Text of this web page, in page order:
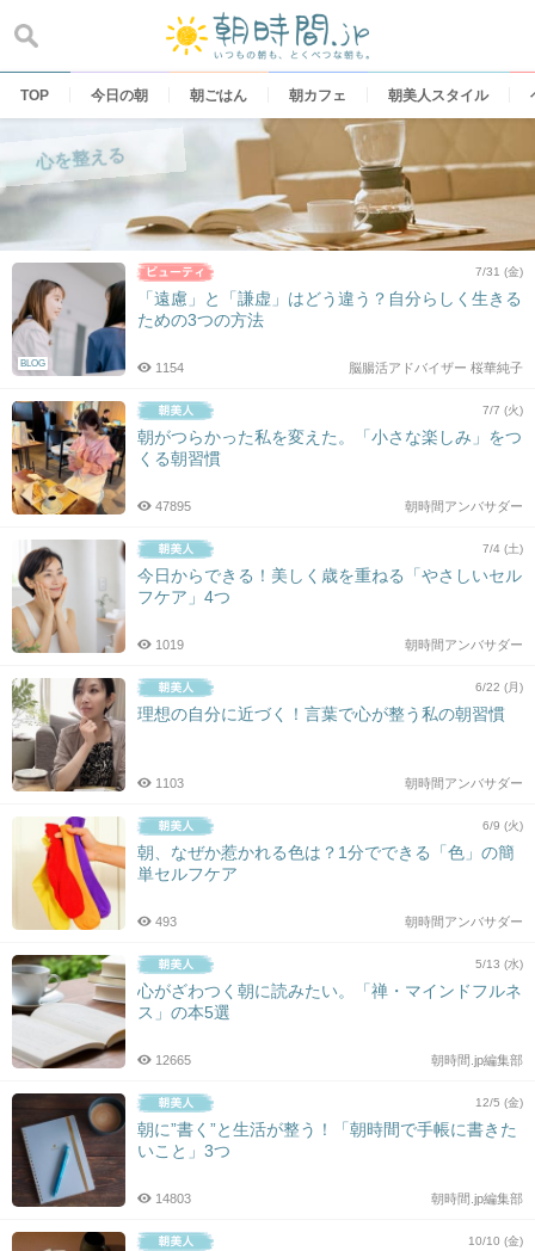
content
TOP 今日の朝 朝ごはん 朝カフェ 朝美人スタイル
心を整える
BLOG
7/31 (金)
「遠慮」と「謙虚」はどう違う？自分らしく生きる
ための3つの方法
脳腸活アドバイザー 桜華純子
1154
7/7 (火)
朝がつらかった私を変えた。「小さな楽しみ」をつ
くる朝習慣
朝時間アンバサダー
47895
7/4 (土)
今日からできる！美しく歳を重ねる「やさしいセル
フケア」4つ
朝時間アンバサダー
1019
6/22 (月)
理想の自分に近づく！言葉で心が整う私の朝習慣
朝時間アンバサダー
1103
6/9 (火)
朝、なぜか惹かれる色は？1分でできる「色」の簡
単セルフケア
朝時間アンバサダー
493
5/13 (水)
心がざわつく朝に読みたい。「禅・マインドフルネ
ス」の本5選
朝時間.jp編集部
12665
12/5 (金)
朝に”書く”と生活が整う！「朝時間で手帳に書きた
いこと」3つ
朝時間.jp編集部
14803
10/10 (金)